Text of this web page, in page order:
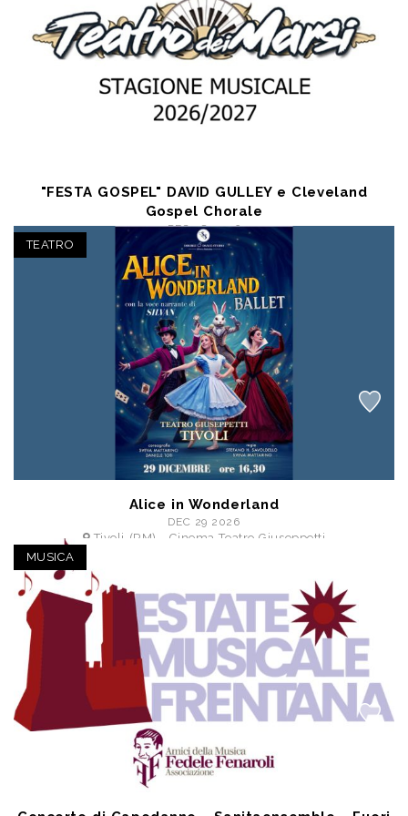
"FESTA GOSPEL" DAVID GULLEY e Cleveland
Gospel Chorale
DEC 28 2026
Avezzano (AQ) - Teatro dei Marsi
a partire da € 16,50
TEATRO
Alice in Wonderland
DEC 29 2026
Tivoli (RM) - Cinema Teatro Giuseppetti
MUSICA